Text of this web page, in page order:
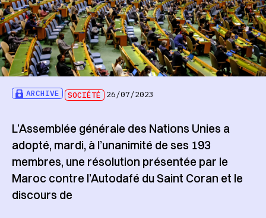
ARCHIVE SOCIÉTÉ 26/07/2023
L’Assemblée générale des Nations Unies a
adopté, mardi, à l’unanimité de ses 193
membres, une résolution présentée par le
Maroc contre l’Autodafé du Saint Coran et le
discours de